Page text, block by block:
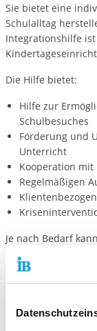
Sie bietet eine
Schulalltag
Integrationshilfe
Die Hilfe bietet:
Hilfe zur
Schulbesuches
Förderung und
Unterricht
Kooperation
Regelmäßigen
Je nach Bedarf
Ansatz im